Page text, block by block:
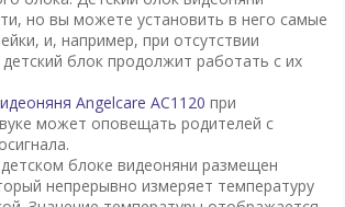
но вы можете установить в него самые
и, например, при отсутствии
детский блок продолжит работать с их
Angelcare AC1120 при
может оповещать родителей с
блоке видеоняни размещен
непрерывно измеряет температуру